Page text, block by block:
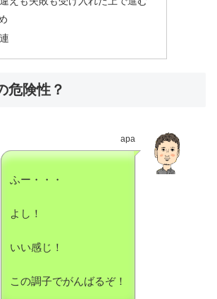
危険性？
apa
ふー・・・
よし！
いい感じ！
この調子でがんばるぞ！